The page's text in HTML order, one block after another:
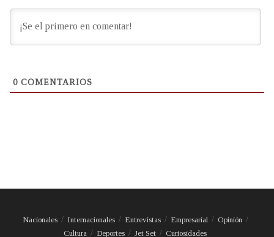
0 COMENTARIOS
Nacionales Internacionales Entrevistas Empresarial
Opinión
Cultura
Deportes Jet Set Curiosidades